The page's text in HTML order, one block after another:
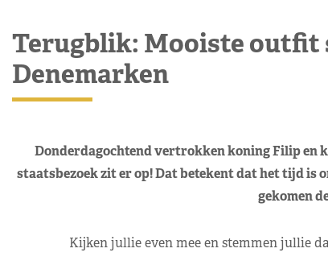
Terugblik: Mooiste outfit
Denemarken
Donderdagochtend vertrokken koning Filip en
staatsbezoek zit er op! Dat betekent dat het tijd is
gekomen
Kijken jullie even mee en stemmen jullie